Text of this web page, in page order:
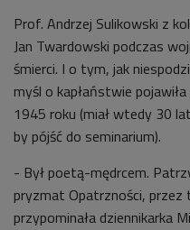
Prof. Andrzej Sulikowski z
Jan Twardowski podczas
śmierci. I o tym, jak
myśl o kapłaństwie
1945 roku (miał wtedy 30
by pójść do seminarium).
- Był poetą-mędrcem.
pryzmat Opatrzności,
przypominała dziennikarka